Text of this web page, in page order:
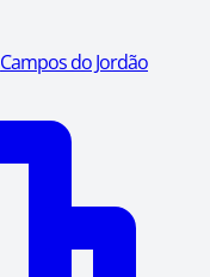
Campos do Jordão